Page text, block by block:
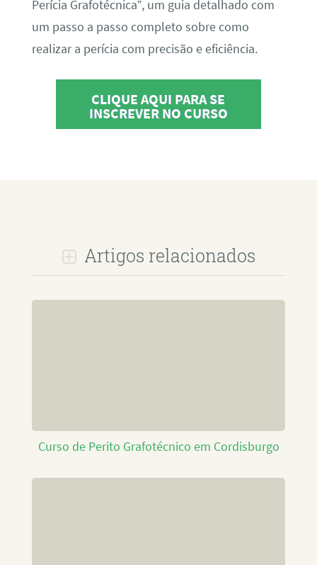
Perícia Grafotécnica”, um guia detalhado com
um passo a passo completo sobre como
realizar a perícia com precisão e eficiência.
CLIQUE AQUI PARA SE
INSCREVER NO CURSO
Artigos relacionados
Curso de Perito Grafotécnico em Cordisburgo